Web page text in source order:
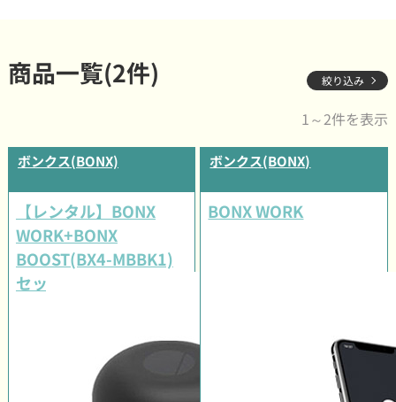
商品一覧(2件) 絞り込み
1～2件を表示
ボンクス(BONX)
【レンタル】BONX
WORK+BONX
BOOST(BX4-MBBK1)
セット
ボンクス(BONX)
BONX WORK